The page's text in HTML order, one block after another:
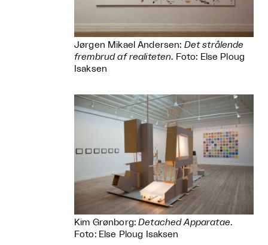
Jørgen Mikael Andersen: Det strålende
frembrud af realiteten. Foto: Else Ploug
Isaksen
Kim Grønborg:Detached Apparatae.
Foto: Else Ploug Isaksen